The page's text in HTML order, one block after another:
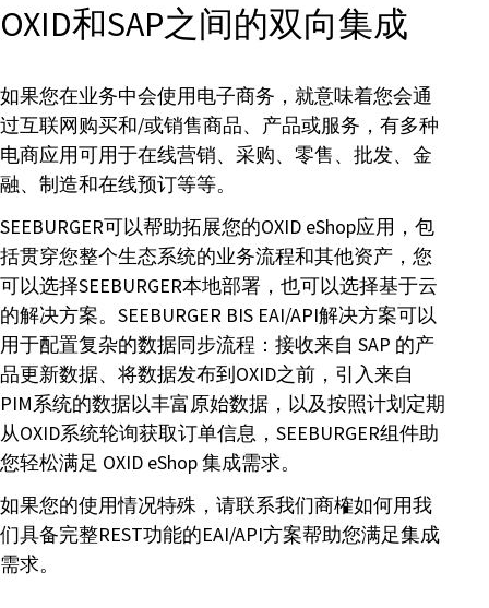
OXID和SAP之间的双向集成
如果您在业务中会使用电子商务，就意味着您会通
过互联网购买和/或销售商品、产品或服务，有多种
电商应用可用于在线营销、采购、零售、批发、金
融、制造和在线预订等等。
SEEBURGER可以帮助拓展您的OXID eShop应用，包
括贯穿您整个生态系统的业务流程和其他资产，您
可以选择SEEBURGER本地部署，也可以选择基于云
的解决方案。SEEBURGER BIS EAI/API解决方案可以
用于配置复杂的数据同步流程：接收来自 SAP 的产
品更新数据、将数据发布到OXID之前，引入来自
PIM系统的数据以丰富原始数据，以及按照计划定期
从OXID系统轮询获取订单信息，SEEBURGER组件助
您轻松满足 OXID eShop 集成需求。
如果您的使用情况特殊，请联系我们商榷如何用我
们具备完整REST功能的EAI/API方案帮助您满足集成
需求。